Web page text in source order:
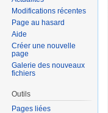
Modifications récentes
Page au hasard
Aide
Créer une nouvelle
page
Galerie des nouveaux
fichiers
Outils
Pages liées